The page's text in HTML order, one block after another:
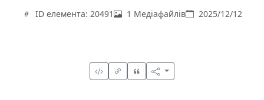
ID елемента: 20491 1 Медіафайлів 2025/12/12